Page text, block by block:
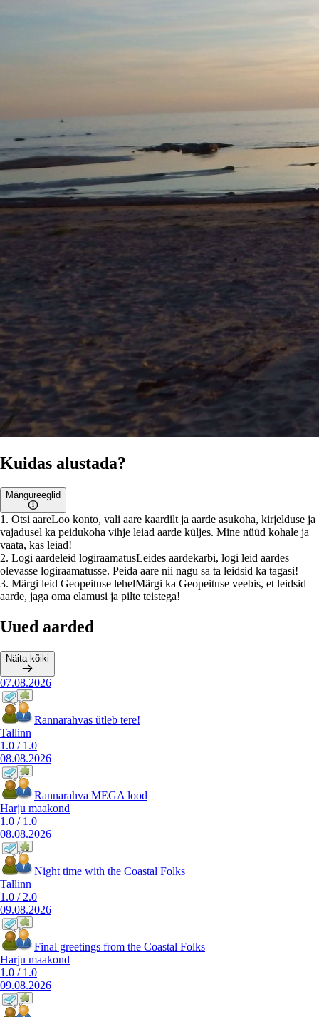
Kuidas alustada?
Mängureeglid
1 . Otsi aareLoo konto, vali aare kaardilt ja aarde asukoha, kirjelduse ja
vajadusel ka peidukoha vihje leiad aarde küljes. Mine nüüd kohale ja
vaata, kas leiad!
2. Logi aardeleid logiraamatusLeides aardekarbi, logi leid aardes
olevasse logiraamatusse. Peida aare nii nagu sa ta leidsid ka tagasi!
3. Märgi leid Geopeituse lehelMärgi ka Geopeituse veebis, et leidsid
aarde, jaga oma elamusi ja pilte teistega!
Uued aarded
Näita kõiki
07.08.2026
Rannarahvas ütleb tere!
Tallinn
1.0 / 1.0
08.08.2026
Rannarahva MEGA lood
Harju maakond
1.0 / 1.0
08.08.2026
Night time with the Coastal Folks
Tallinn
1.0 / 2.0
09.08.2026
Final greetings from the Coastal Folks
Harju maakond
1.0 / 1.0
09.08.2026